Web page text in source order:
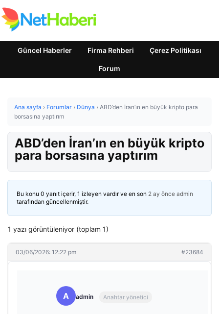
Güncel Haberler Firma Rehberi Çerez Politikası
Forum
Ana sayfa › Forumlar › Dünya › ABD’den İran’ın en büyük kripto para
borsasına yaptırım
ABD’den İran’ın en büyük kripto
para borsasına yaptırım
Bu konu 0 yanıt içerir, 1 izleyen vardır ve en son 2 ay önce admin
tarafından güncellenmiştir.
1 yazı görüntüleniyor (toplam 1)
03/06/2026: 12:22 pm #23684
A admin Anahtar yönetici